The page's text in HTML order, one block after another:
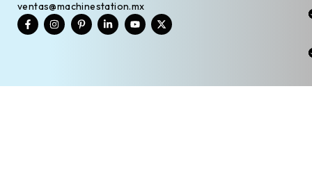
ventas@machinestation.mx